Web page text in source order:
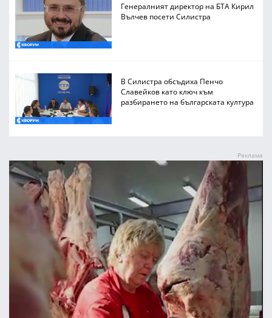
Генералният директор на БТА Кирил
Вълчев посети Силистра
В Силистра обсъдиха Пенчо
Славейков като ключ към
разбирането на българската култура